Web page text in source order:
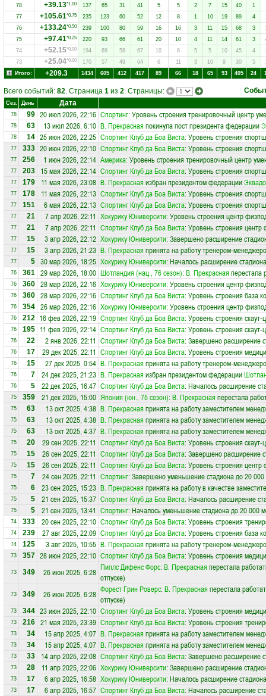
78
+39.13*1.00 137 65 31 41 5 5 2 7 15 40
1
77
+105.61*0.75 235 123 60 52 12 8 1 10 19 89 4
76
+133.24*0.50 239 100 80 59 16 16 3 11 15 68 3
75
+97.41*0.25 220 93 66 61 20 10 4 11 14 61 3
74
+52.15*0.00 194 69 58 67 10 8 5 5 10 45 4
73
+25.04*0.00 170 57 49 64 6 11 3 10 9 30 5
Итого:
+209.3 1434 605 412 417 89 66 18 65 93 405 24
Всего событий: 82. Страница 1 из 2. Страницы:
Сез. День Дата
78 99 20 июл 2026, 22:16 Спортинг: Уровень строения тренировочный центр
78 63 13 июл 2026, 6:10 В. Прекрасная покинула пост президента федерации
78 14 25 июн 2026, 22:25 Спортинг Клуб да Боа Виста: Уровень строения
77 333 20 июн 2026, 22:10 Спортинг Клуб да Боа Виста: Уровень строения
77 256 1 июн 2026, 22:14 Америка: Уровень строения тренировочный центр
77 203 15 мая 2026, 22:14 Спортинг Клуб да Боа Виста: Уровень строения
77 179 11 мая 2026, 23:08 В. Прекрасная избран президентом федерации
77 178 11 мая 2026, 22:13 Спортинг Клуб да Боа Виста: Уровень строения
77 151 6 мая 2026, 22:13 Спортинг Клуб да Боа Виста: Уровень строения
77 21 7 апр 2026, 22:11 Хокурику Юниверсити: Уровень строения центр
77 21 7 апр 2026, 22:11 Спортинг Клуб да Боа Виста: Уровень строения центр
77 15 3 апр 2026, 22:12 Хокурику Юниверсити: Завершено расширение
77 15 3 апр 2026, 21:23 В. Прекрасная принята на работу тренером-
77 5 30 мар 2026, 18:25 Хокурику Юниверсити: Началось расширение
76 361 29 мар 2026, 18:00 Шотландия (нац., 76 сезон): В. Прекрасная перестала
76 360 28 мар 2026, 22:16 Хокурику Юниверсити: Уровень строения центр
76 360 28 мар 2026, 22:16 Спортинг Клуб да Боа Виста: Уровень строения база
76 354 26 мар 2026, 22:16 Хокурику Юниверсити: Уровень строения центр
76 212 16 фев 2026, 22:19 Спортинг Клуб да Боа Виста: Уровень строения
76 195 11 фев 2026, 22:14 Спортинг Клуб да Боа Виста: Уровень строения
76 22 2 янв 2026, 22:11 Спортинг Клуб да Боа Виста: Завершено расширение
76 17 29 дек 2025, 22:11 Спортинг Клуб да Боа Виста: Уровень строения
76 15 27 дек 2025, 0:54 В. Прекрасная принята на работу тренером-
76 7 24 дек 2025, 21:23 В. Прекрасная избран президентом федерации
76 5 22 дек 2025, 16:47 Спортинг Клуб да Боа Виста: Началось расширение
75 359 21 дек 2025, 15:00 Япония (юн., 75 сезон): В. Прекрасная перестала
75 63 13 окт 2025, 4:38 В. Прекрасная принята на работу заместителем
75 63 13 окт 2025, 4:38 В. Прекрасная принята на работу заместителем
75 63 13 окт 2025, 4:37 В. Прекрасная принята на работу заместителем
75 20 29 сен 2025, 22:11 Спортинг Клуб да Боа Виста: Уровень строения
75 15 26 сен 2025, 22:11 Спортинг Клуб да Боа Виста: Завершено расширение
75 15 26 сен 2025, 22:11 Спортинг Клуб да Боа Виста: Уровень строения центр
75 7 24 сен 2025, 22:11 Спортинг: Завершено уменьшение стадиона до 20 000
75 6 23 сен 2025, 15:23 В. Прекрасная принята на работу в качестве
75 5 21 сен 2025, 15:37 Спортинг Клуб да Боа Виста: Началось расширение
75 5 21 сен 2025, 13:41 Спортинг: Началось уменьшение стадиона до 20 000
74 333 20 сен 2025, 22:10 Спортинг Клуб да Боа Виста: Уровень строения
74 239 27 авг 2025, 22:09 Спортинг Клуб да Боа Виста: Уровень строения база
74 125 3 авг 2025, 10:55 В. Прекрасная принята на работу тренером-
73 357 28 июн 2025, 22:10 Спортинг Клуб да Боа Виста: Уровень строения
73 349 26 июн 2025, 6:28 Пиплс Дифенс Форс: В. Прекрасная перестала
отпуске)
73 349 26 июн 2025, 6:28 Форест Грин Роверс: В. Прекрасная перестала
отпуске)
73 344 23 июн 2025, 22:10 Спортинг Клуб да Боа Виста: Уровень строения
73 216 21 мая 2025, 23:39 Спортинг Клуб да Боа Виста: Уровень строения
73 34 15 апр 2025, 4:07 В. Прекрасная принята на работу заместителем
73 34 15 апр 2025, 4:07 В. Прекрасная принята на работу заместителем
73 33 14 апр 2025, 22:08 Спортинг Клуб да Боа Виста: Завершено расширение
73 28 11 апр 2025, 22:06 Хокурику Юниверсити: Завершено расширение
73 17 6 апр 2025, 16:58 Хокурику Юниверсити: Началось расширение
73 17 6 апр 2025, 16:57 Спортинг Клуб да Боа Виста: Началось расширение